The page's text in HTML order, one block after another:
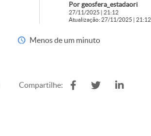
Por geosfera_estadaori
27/11/2025 | 21:12
Atualização: 27/11/2025 | 21:12
Menos de um minuto
Compartilhe: